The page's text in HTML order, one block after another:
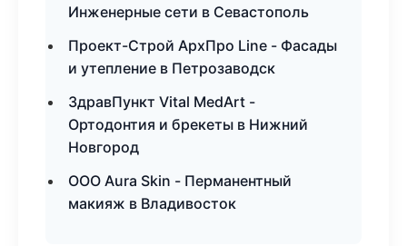
Инженерные сети в Севастополь
Проект-Строй АрхПро Line - Фасады
и утепление в Петрозаводск
ЗдравПункт Vital MedArt -
Ортодонтия и брекеты в Нижний
Новгород
ООО Aura Skin - Перманентный
макияж в Владивосток